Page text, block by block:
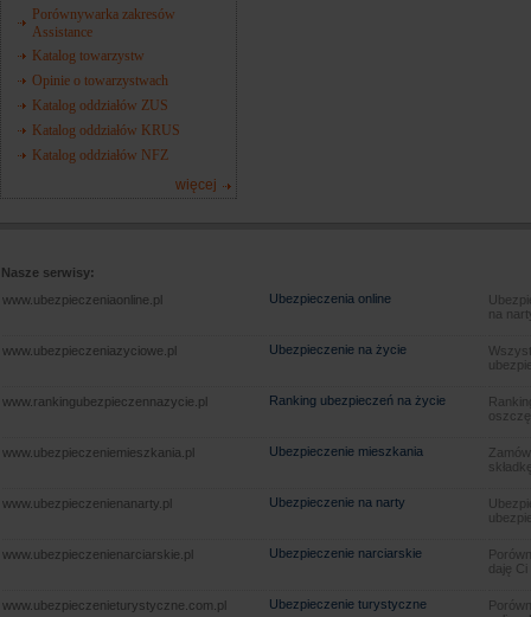
Porównywarka zakresów
Assistance
Katalog towarzystw
Opinie o towarzystwach
Katalog oddziałów ZUS
Katalog oddziałów KRUS
Katalog oddziałów NFZ
więcej
Nasze serwisy:
www.ubezpieczeniaonline.pl
Ubezpieczenia online
na
www.ubezpieczeniazyciowe.pl Ubezpieczenie na życie
www.rankingubezpieczennazycie.pl Ranking ubezpieczeń na życie
www.ubezpieczeniemieszkania.pl Ubezpieczenie mieszkania
www.ubezpieczenienanarty.pl Ubezpieczenie na narty
www.ubezpieczenienarciarskie.pl Ubezpieczenie narciarskie
daję
www.ubezpieczenieturystyczne.com.pl Ubezpieczenie turystyczne